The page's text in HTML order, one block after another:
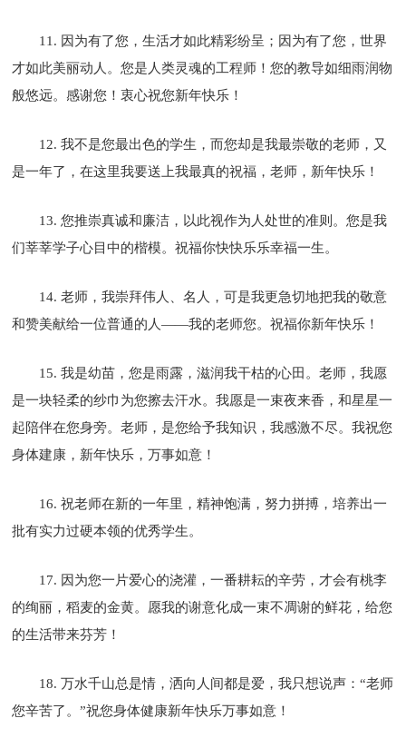
11. 因为有了您，生活才如此精彩纷呈；因为有了您，世界
才如此美丽动人。您是人类灵魂的工程师！您的教导如细雨润物
般悠远。感谢您！衷心祝您新年快乐！
12. 我不是您最出色的学生，而您却是我最崇敬的老师，又
是一年了，在这里我要送上我最真的祝福，老师，新年快乐！
13. 您推崇真诚和廉洁，以此视作为人处世的准则。您是我
们莘莘学子心目中的楷模。祝福你快快乐乐幸福一生。
14. 老师，我崇拜伟人、名人，可是我更急切地把我的敬意
和赞美献给一位普通的人――我的老师您。祝福你新年快乐！
15. 我是幼苗，您是雨露，滋润我干枯的心田。老师，我愿
是一块轻柔的纱巾为您擦去汗水。我愿是一束夜来香，和星星一
起陪伴在您身旁。老师，是您给予我知识，我感激不尽。我祝您
身体建康，新年快乐，万事如意！
16. 祝老师在新的一年里，精神饱满，努力拼搏，培养出一
批有实力过硬本领的优秀学生。
17. 因为您一片爱心的浇灌，一番耕耘的辛劳，才会有桃李
的绚丽，稻麦的金黄。愿我的谢意化成一束不凋谢的鲜花，给您
的生活带来芬芳！
18. 万水千山总是情，洒向人间都是爱，我只想说声：“老师
您辛苦了。”祝您身体健康新年快乐万事如意！